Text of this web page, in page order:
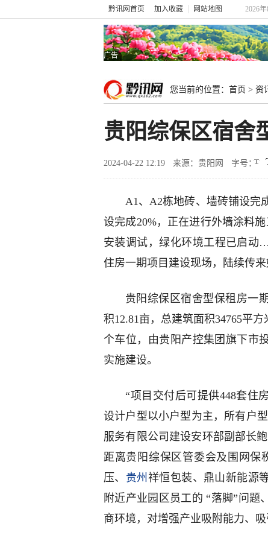
黔讯网首页 加入收藏 网站地图 2026
广告
您当前的位置： 首页 > 资
贵阳综保区宿舍
2024-04-22 12:19 来源：贵阳网 字号：
A1、A2栋地砖、墙砖铺设完
设完成20%，正在进行外墙涂料
安装调试，绿化环境工程已启
住房一期项目建设现场，陆续传来
贵阳综保区宿舍型保租房一
积12.81亩，总建筑面积34765平
个车位，由贵阳产控集团旗下市
实施建设。
“项目交付后可提供448套住
设计户型以小户型为主，所有户
服务有限公司建设安环部副部长
距离贵阳综保区管委会及围网保
压、 贵州 祥恒包装、鼎山新能源
附近产业园区员工的 “落脚”问
商环境，对增强产业吸附能力、吸